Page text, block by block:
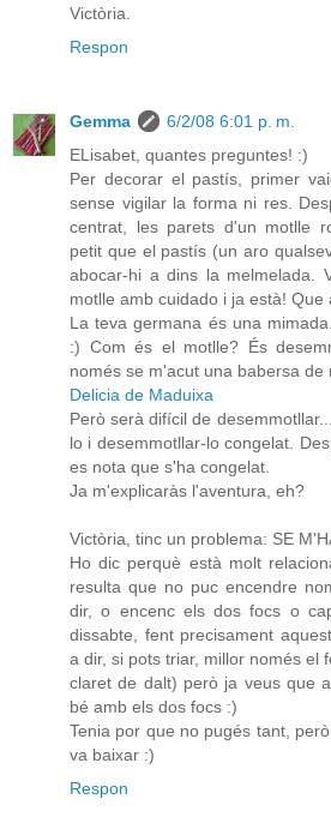
Victòria.
Respon
Gemma
6/2/08 6:01 p. m.
ELisabet, quantes preguntes! :)
Per decorar el pastís, primer
sense vigilar la forma ni res.
centrat, les parets d'un motlle
petit que el pastís (un aro
abocar-hi a dins la melmelada.
motlle amb cuidado i ja està! Que
La teva germana és una
:) Com és el motlle? És
només se m'acut una babersa de
Delicia de Maduixa
Però serà difícil de
lo i desemmotllar-lo congelat.
es nota que s'ha congelat.
Ja m'explicaràs l'aventura, eh?
Victòria, tinc un problema: SE
Ho dic perquè està molt
resulta que no puc encendre
dir, o encenc els dos focs o
dissabte, fent precisament
a dir, si pots triar, millor només el
claret de dalt) però ja veus que
bé amb els dos focs :)
Tenia por que no pugés tant,
va baixar :)
Respon